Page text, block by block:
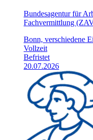
Bundesagentur für
Fachvermittlung
Bonn, verschiedene
Vollzeit
Befristet
20.07.2026